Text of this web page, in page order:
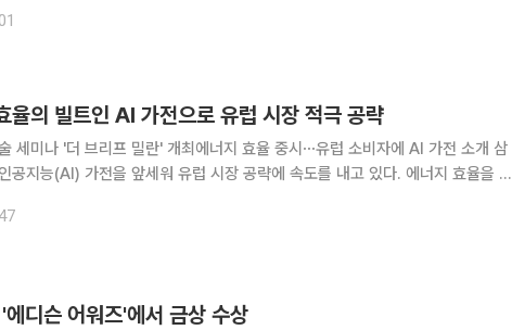
쟁력을 입증했다. 레드닷 디자인 어워
율의 빌트인 AI 가전으로 유럽 시장 적극 공략
세미나 '더 브리프 밀란' 개최에너지 효율 중시⋯유럽 소비자에 AI 가전 소개 삼
공지능(AI) 가전을 앞세워 유럽 시장 공략에 속도를 내고 있다. 에너지 효율을 중
간) 이탈리아 밀라노에 위치한 법인 쇼룸
디슨 어워즈'에서 금상 수상